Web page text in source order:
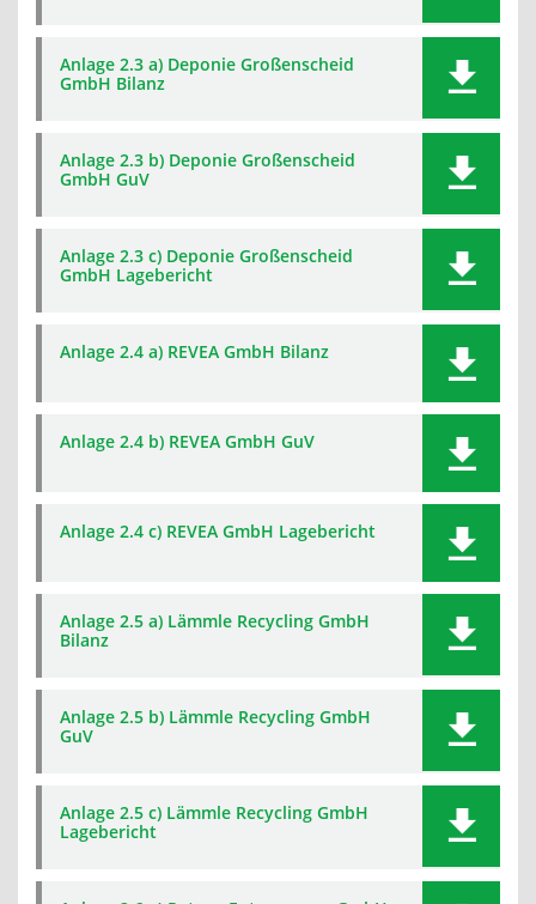
Anlage 2.3 a) Deponie Großenscheid
GmbH Bilanz
Anlage 2.3 b) Deponie Großenscheid
GmbH GuV
Anlage 2.3 c) Deponie Großenscheid
GmbH Lagebericht
Anlage 2.4 a) REVEA GmbH Bilanz
Anlage 2.4 b) REVEA GmbH GuV
Anlage 2.4 c) REVEA GmbH Lagebericht
Anlage 2.5 a) Lämmle Recycling GmbH
Bilanz
Anlage 2.5 b) Lämmle Recycling GmbH
GuV
Anlage 2.5 c) Lämmle Recycling GmbH
Lagebericht